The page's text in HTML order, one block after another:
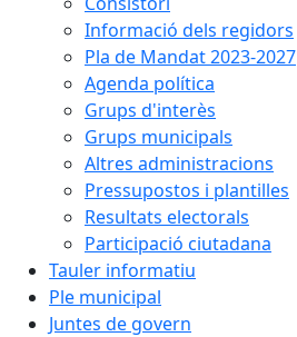
Informació dels regidors
Pla de Mandat 2023-2027
Agenda política
Grups d'interès
Grups municipals
Altres administracions
Pressupostos i plantilles
Resultats electorals
Participació ciutadana
Tauler informatiu
Ple municipal
Juntes de govern